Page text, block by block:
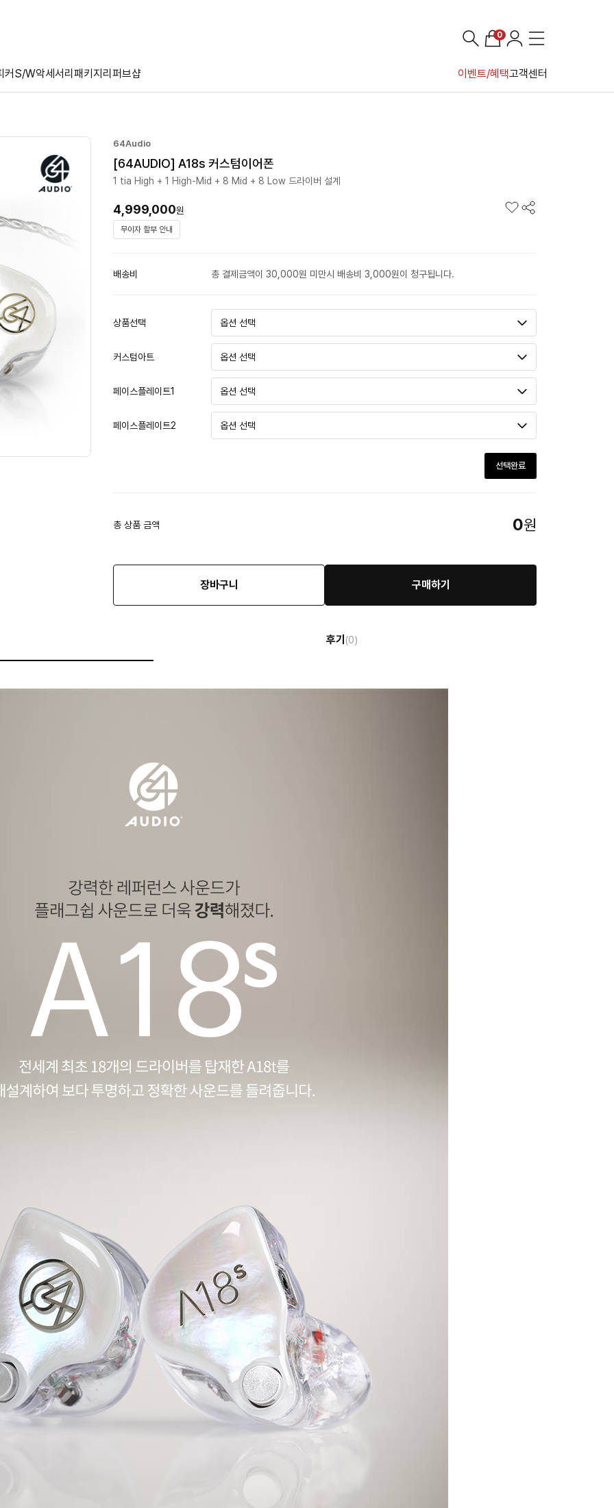
커S/W악세서리 패키지리퍼브샵 이벤트/혜택고객센터
0
64Audio
[64AUDIO] A18s 커스텀이어폰
1 tia High + 1 High-Mid + 8 Mid + 8 Low 드라이버 설계
4,999,000원
무이자 할부 안내
배송비 총 결제금액이 30,000원 미만시 배송비 3,000원이 청구됩니다.
상품선택
커스텀아트
페이스플레이트1
페이스플레이트2
선택완료
총 상품 금액 0원
장바구니 구매하기
후기 (0)